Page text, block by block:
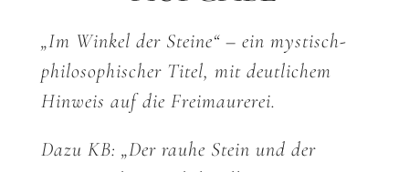
„Im Winkel der Steine“ – ein mystisch-
philosophischer Titel, mit deutlichem
Hinweis auf die Freimaurerei.
Dazu KB: „Der rauhe Stein und der